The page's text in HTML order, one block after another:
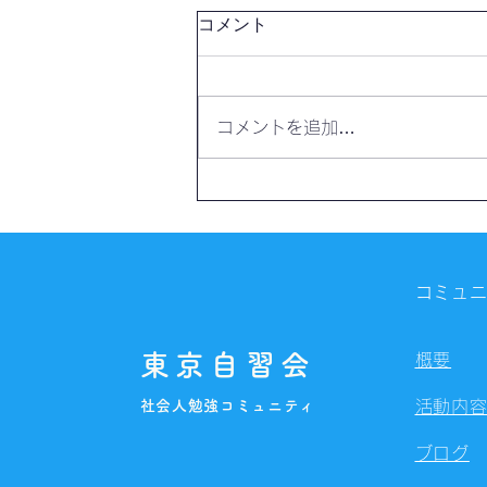
コメント
コメントを追加…
東京自習会
社会人勉強コミュニティ
コミュ
概要
活動内容
ブログ